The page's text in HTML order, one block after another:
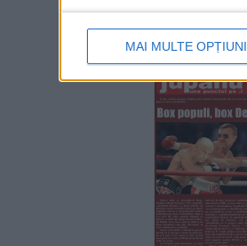
MAI MULTE OPȚIUNI